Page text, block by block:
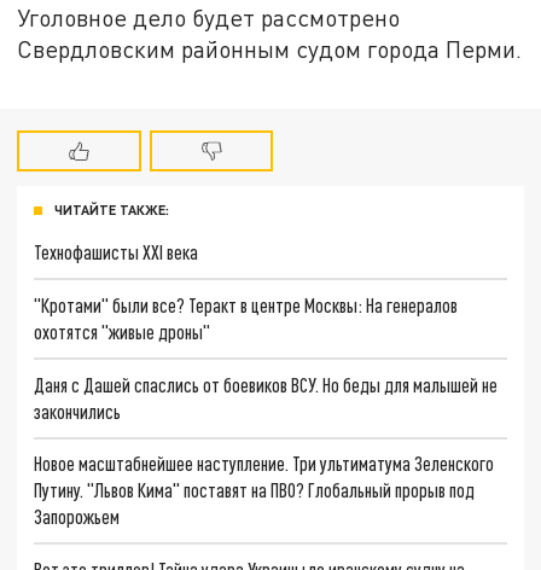
Уголовное дело будет рассмотрено
Свердловским районным судом города Перми.
ЧИТАЙТЕ ТАКЖЕ:
Технофашисты XXI века
"Кротами" были все? Теракт в центре Москвы: На генералов
охотятся "живые дроны"
Даня с Дашей спаслись от боевиков ВСУ. Но беды для малышей не
закончились
Новое масштабнейшее наступление. Три ультиматума Зеленского
Путину. "Львов Кима" поставят на ПВО? Глобальный прорыв под
Запорожьем